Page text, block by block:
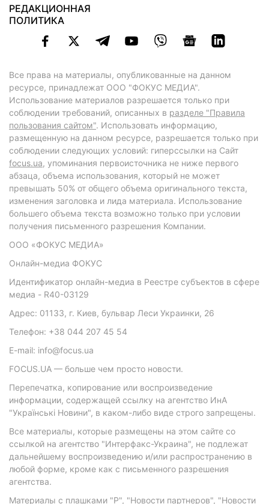
РЕДАКЦИОННАЯ
ПОЛИТИКА
Все права на материалы, опубликованные на данном
ресурсе, принадлежат ООО "ФОКУС МЕДИА".
Использование материалов разрешается только при
соблюдении требований, описанных в разделе "Правила
пользования сайтом". Использовать информацию,
размещенную на данном ресурсе, разрешается только при
соблюдении следующих условий: гиперссылки на Сайт
focus.ua, упоминания первоисточника не ниже первого
абзаца, объема использования, который не может
превышать 50% от общего объема оригинального текста,
изменения заголовка и лида материала. Использование
большего объема текста возможно только при условии
получения письменного разрешения Компании.
ООО «ФОКУС МЕДИА»
Онлайн-медиа ФОКУС
Идентификатор онлайн-медиа в Реестре субъектов в сфере
медиа - R40-03129
Адрес: 01133, г. Киев, бульвар Леси Украинки, 26
Телефон: +38 044 207 45 54
E-mail: info@focus.ua
FOCUS.UA — больше чем просто новости.
Перепечатка, копирование или воспроизведение
информации, содержащей ссылку на агентство ИнА
"Українські Новини", в каком-либо виде строго запрещены.
Все материалы, которые размещены на этом сайте со
ссылкой на агентство "Интерфакс-Украина", не подлежат
дальнейшему воспроизведению и/или распространению в
любой форме, кроме как с письменного разрешения
агентства.
Материалы с плашками "Р", "Новости партнеров", "Новости